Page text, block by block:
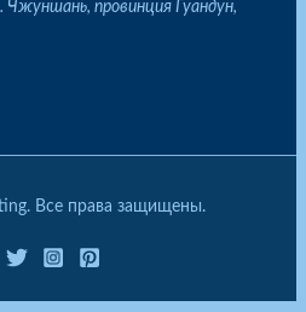
Чжуншань, провинция Гуандун,
Все права защищены.